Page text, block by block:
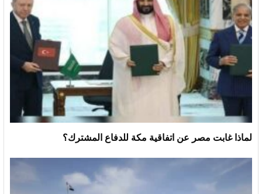
لماذا غابت مصر عن اتفاقية مكة للدفاع المشترك؟